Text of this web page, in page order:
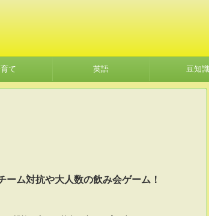
て 英語 豆知識
ーム対抗や大人数の飲み会ゲーム！